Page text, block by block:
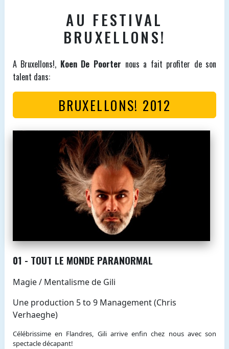
AU FESTIVAL
BRUXELLONS!
A Bruxellons!, Koen De Poorter nous a fait profiter de son
talent dans:
BRUXELLONS! 2012
01 - TOUT LE MONDE PARANORMAL
Magie / Mentalisme de Gili
Une production 5 to 9 Management (Chris
Verhaeghe)
Célébrissime en Flandres, Gili arrive enfin chez nous avec son
spectacle décapant!